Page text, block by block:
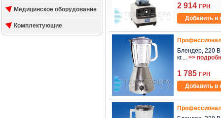
Медицинское оборудование
Комплектующие
2 914 ГРН
Добавить в
Блендер, 220
кг.... >>
1 785 ГРН
Добавить в